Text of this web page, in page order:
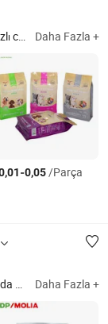
cevap Daha Fazla +
-0,05/Parça
Filmler, Baskılı Filmler Daha Fazla +